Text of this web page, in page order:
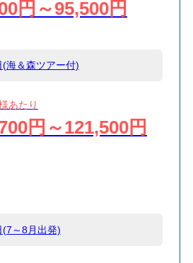
円～95,500円
(海＆森ツアー付)
あたり
円～121,500円
ー詳細へ
(7～8月出発)